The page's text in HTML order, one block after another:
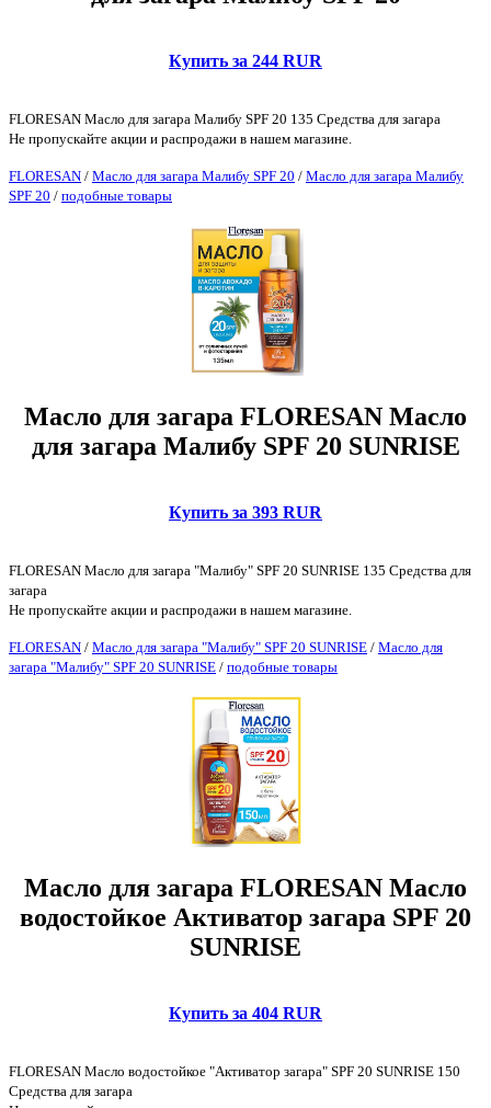
Купить за 244 RUR
FLORESAN Масло для загара Малибу SPF 20 135 Средства для загара
Не пропускайте акции и распродажи в нашем магазине.
FLORESAN / Масло для загара Малибу SPF 20 / Масло для загара Малибу
SPF 20 / подобные товары
Масло для загара FLORESAN Масло
для загара Малибу SPF 20 SUNRISE
Купить за 393 RUR
FLORESAN Масло для загара "Малибу" SPF 20 SUNRISE 135 Средства для
загара
Не пропускайте акции и распродажи в нашем магазине.
FLORESAN / Масло для загара "Малибу" SPF 20 SUNRISE / Масло для
загара "Малибу" SPF 20 SUNRISE / подобные товары
Масло для загара FLORESAN Масло
водостойкое Активатор загара SPF 20
SUNRISE
Купить за 404 RUR
FLORESAN Масло водостойкое "Активатор загара" SPF 20 SUNRISE 150
Средства для загара